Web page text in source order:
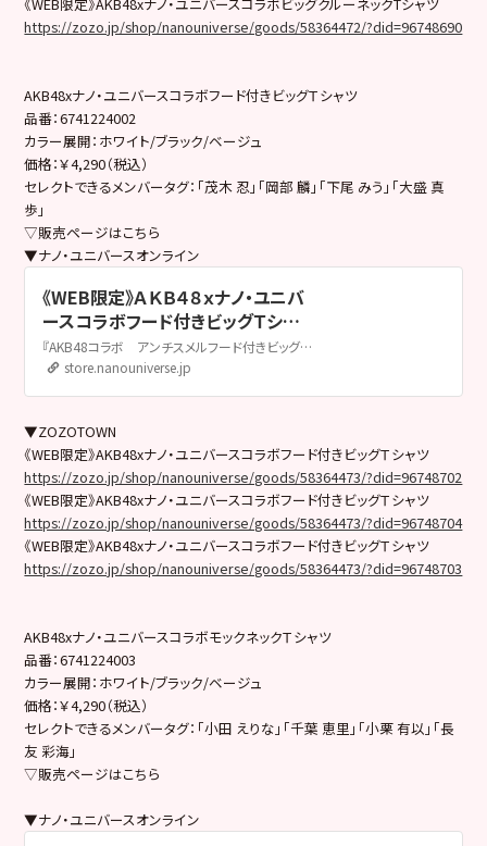
https://zozo.jp/shop/nanouniverse/goods/58364472/?did=96748690
AKB48xナノ・ユニバースコラボフード付きビッグＴシャツ
品番：6741224002
カラー展開：ホワイト/ブラック/ベージュ
価格：￥4,290（税込）
セレクトできるメンバータグ：「茂木 忍」「岡部 麟」「下尾 みう」「大盛 真
歩」
▽販売ページはこちら
▼ナノ・ユニバースオンライン
《WEB限定》ＡＫＢ４８ｘナノ・ユニバ
ースコラボフード付きビッグＴシャ
ツ / パターン1 | 6741224002 | ナ
ノ・ユニバース公式通販サイト |
nano・universe
『AKB48コラボ アンチスメルフード付きビッグＴシャツ』
store.nanouniverse.jp
▼ZOZOTOWN
《WEB限定》AKB48xナノ・ユニバースコラボフード付きビッグＴシャツ
https://zozo.jp/shop/nanouniverse/goods/58364473/?did=96748702
《WEB限定》AKB48xナノ・ユニバースコラボフード付きビッグＴシャツ
https://zozo.jp/shop/nanouniverse/goods/58364473/?did=96748704
《WEB限定》AKB48xナノ・ユニバースコラボフード付きビッグＴシャツ
https://zozo.jp/shop/nanouniverse/goods/58364473/?did=96748703
AKB48xナノ・ユニバースコラボモックネックＴシャツ
品番：6741224003
カラー展開：ホワイト/ブラック/ベージュ
価格：￥4,290（税込）
セレクトできるメンバータグ：「小田 えりな」「千葉 恵里」「小栗 有以」「長
友 彩海」
▽販売ページはこちら
▼ナノ・ユニバースオンライン